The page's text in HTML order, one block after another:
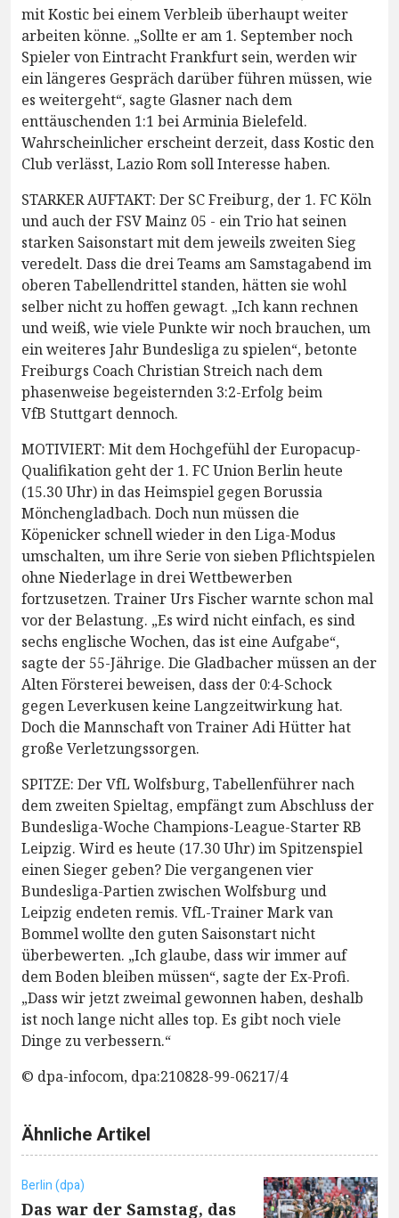
mit Kostic bei einem Verbleib überhaupt weiter
arbeiten könne. „Sollte er am 1. September noch
Spieler von Eintracht Frankfurt sein, werden wir
ein längeres Gespräch darüber führen müssen, wie
es weitergeht“, sagte Glasner nach dem
enttäuschenden 1:1 bei Arminia Bielefeld.
Wahrscheinlicher erscheint derzeit, dass Kostic den
Club verlässt, Lazio Rom soll Interesse haben.
STARKER AUFTAKT: Der SC Freiburg, der 1. FC Köln
und auch der FSV Mainz 05 - ein Trio hat seinen
starken Saisonstart mit dem jeweils zweiten Sieg
veredelt. Dass die drei Teams am Samstagabend im
oberen Tabellendrittel standen, hätten sie wohl
selber nicht zu hoffen gewagt. „Ich kann rechnen
und weiß, wie viele Punkte wir noch brauchen, um
ein weiteres Jahr Bundesliga zu spielen“, betonte
Freiburgs Coach Christian Streich nach dem
phasenweise begeisternden 3:2-Erfolg beim
VfB Stuttgart dennoch.
MOTIVIERT: Mit dem Hochgefühl der Europacup-
Qualifikation geht der 1. FC Union Berlin heute
(15.30 Uhr) in das Heimspiel gegen Borussia
Mönchengladbach. Doch nun müssen die
Köpenicker schnell wieder in den Liga-Modus
umschalten, um ihre Serie von sieben Pflichtspielen
ohne Niederlage in drei Wettbewerben
fortzusetzen. Trainer Urs Fischer warnte schon mal
vor der Belastung. „Es wird nicht einfach, es sind
sechs englische Wochen, das ist eine Aufgabe“,
sagte der 55-Jährige. Die Gladbacher müssen an der
Alten Försterei beweisen, dass der 0:4-Schock
gegen Leverkusen keine Langzeitwirkung hat.
Doch die Mannschaft von Trainer Adi Hütter hat
große Verletzungssorgen.
SPITZE: Der VfL Wolfsburg, Tabellenführer nach
dem zweiten Spieltag, empfängt zum Abschluss der
Bundesliga-Woche Champions-League-Starter RB
Leipzig. Wird es heute (17.30 Uhr) im Spitzenspiel
einen Sieger geben? Die vergangenen vier
Bundesliga-Partien zwischen Wolfsburg und
Leipzig endeten remis. VfL-Trainer Mark van
Bommel wollte den guten Saisonstart nicht
überbewerten. „Ich glaube, dass wir immer auf
dem Boden bleiben müssen“, sagte der Ex-Profi.
„Dass wir jetzt zweimal gewonnen haben, deshalb
ist noch lange nicht alles top. Es gibt noch viele
Dinge zu verbessern.“
© dpa-infocom, dpa:210828-99-06217/4
Ähnliche Artikel
Berlin (dpa)
Das war der Samstag, das